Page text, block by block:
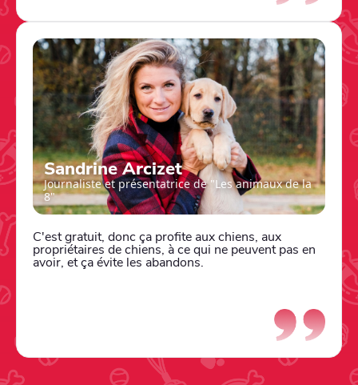
Sandrine Arcizet
Journaliste et présentatrice de "Les animaux de la
8"
C'est gratuit, donc ça profite aux chiens, aux
propriétaires de chiens, à ce qui ne peuvent pas en
avoir, et ça évite les abandons.